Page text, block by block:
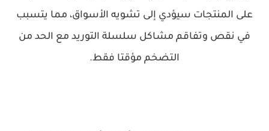
على المنتجات سيؤدي إلى تشويه الأسواق، مما يتسبب
في نقص وتفاقم مشاكل سلسلة التوريد مع الحد من
التضخم مؤقتا فقط.